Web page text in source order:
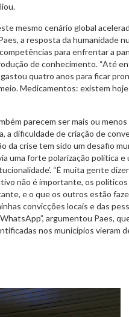
mesmo cenário global
a resposta da humanidade
para enfrentar a
de conhecimento. “Até
quatro anos para ficar
Medicamentos: existem
parecem ser mais ou
a dificuldade de criação de
da crise tem sido um desafio
uma forte polarização política
“É muita gente
não é importante, os
e o que os outros estão
convicções locais e das
argumentou Paes,
nos municípios vieram